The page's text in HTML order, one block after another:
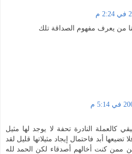
من يعرف مفهوم الصداقة تلك
كالعملة النادرة تحفة لا يوجد لها مثيل
أبد فاحتمال إيجاد مثيلاتها قليل لقد
ممن كنت أخالهم أصدقاء لكن الحمد لله